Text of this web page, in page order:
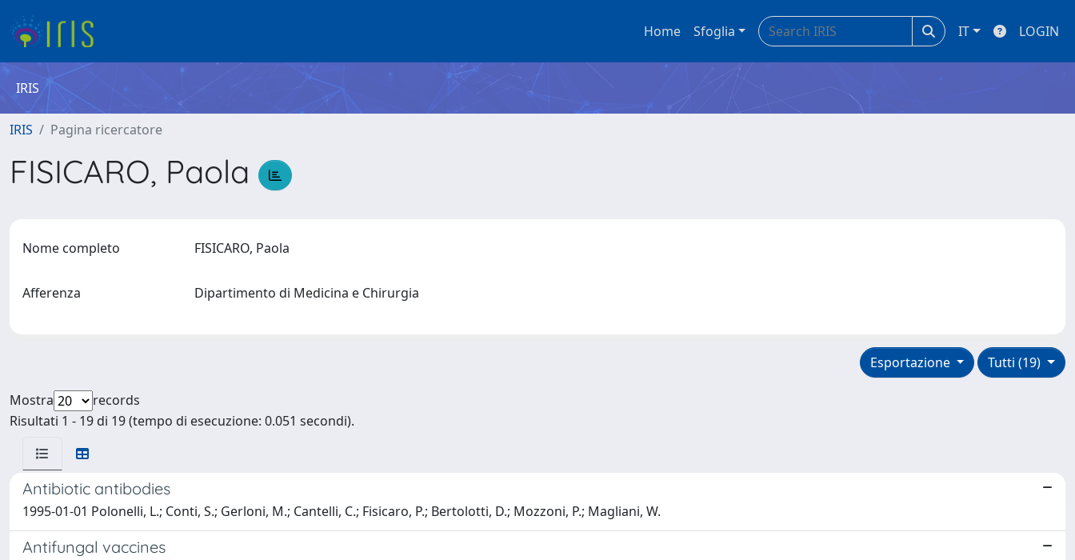
Home Sfoglia IT LOGIN
IRIS
IRIS Pagina ricercatore
FISICARO, Paola
Nome completo FISICARO, Paola
Afferenza Dipartimento di Medicina e Chirurgia
Tutti (19)
Esportazione
Mostra
records
Risultati 1 - 19 di 19 (tempo di esecuzione: 0.051 secondi).
Antibiotic antibodies
1995-01-01 Polonelli, L.; Conti, S.; Gerloni, M.; Cantelli, C.; Fisicaro, P.; Bertolotti, D.; Mozzoni, P.; Magliani, W.
Antifungal vaccines